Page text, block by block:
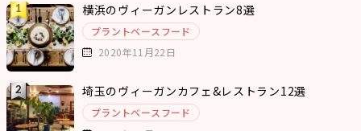
横浜のヴィーガンレストラン8選
プラントベースフード
2020年11月22日
埼玉のヴィーガンカフェ&レストラン12選
プラントベースフード